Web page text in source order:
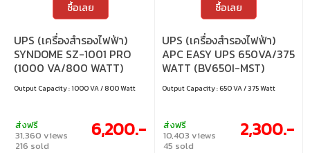
ซื้อเลย
UPS (เครื่องสำรองไฟฟ้า)
SYNDOME SZ-1001 PRO
(1000 VA/800 WATT)
Output Capacity : 1000 VA / 800 Watt
ส่งฟรี
31,360 views
216 sold
6,200.-
ซื้อเลย
UPS (เครื่องสำรองไฟฟ้า)
APC EASY UPS 650VA/375
WATT (BV650I-MST)
Output Capacity : 650 VA / 375 Watt
ส่งฟรี
10,403 views
45 sold
2,300.-